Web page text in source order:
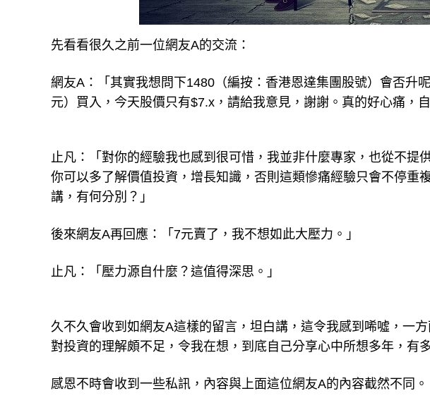
先看看很久之前一位網友A的交流：
網友A：「其實我想問下1480（編按：香港恩達集團股號）會否升
元）買入，今天股價只有$7.x，請給我意見，謝謝。真的好心痛，
止凡：「對你的經驗我也感到很可惜，我並非什麼專家，也從不提
你可以多了解價值投資，增長知識，否則這類慘痛經驗只會不停重
講，有何分別？」
後來網友A再回應：「7元賣了，我不想如此大壓力。」
止凡：「壓力源自什麼？這值得深思。」
久不久會收到如網友A這樣的留言，坦白講，這令我感到唏噓，一
對投資的理解頗不足，令我在想，到底自己分享心中所想多年，有
感恩不時會收到一些私訊，內容與上面這位網友A的內容截然不同。